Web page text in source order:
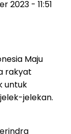
2023 - 11:51
Maju
rakyat
untuk
jelekan.